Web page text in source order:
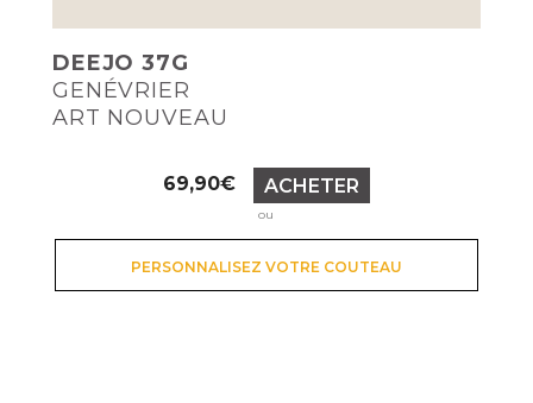
DEEJO 37G
GENÉVRIER
ART NOUVEAU
Prix
69,90€ ACHETER
ou
PERSONNALISEZ VOTRE COUTEAU